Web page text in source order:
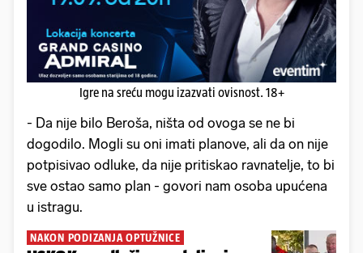
Igre na sreću mogu izazvati ovisnost. 18+
- Da nije bilo Beroša, ništa od ovoga se ne bi
dogodilo. Mogli su oni imati planove, ali da on nije
potpisivao odluke, da nije pritiskao ravnatelje, to bi
sve ostao samo plan - govori nam osoba upućena
u istragu.
NAKON PODIZANJA OPTUŽNICE